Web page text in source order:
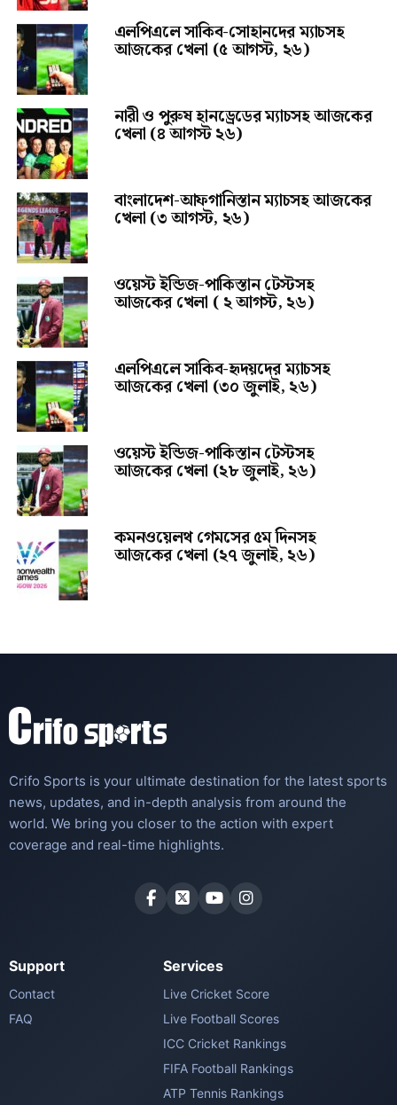
এলপিএলে সাকিব-সোহানদের ম্যাচসহ
আজকের খেলা (৫ আগস্ট, ২৬)
নারী ও পুরুষ হানড্রেডের ম্যাচসহ আজকের
খেলা (৪ আগস্ট ২৬)
বাংলাদেশ-আফগানিস্তান ম্যাচসহ আজকের
খেলা (৩ আগস্ট, ২৬)
ওয়েস্ট ইন্ডিজ-পাকিস্তান টেস্টসহ
আজকের খেলা ( ২ আগস্ট, ২৬)
এলপিএলে সাকিব-হৃদয়দের ম্যাচসহ
আজকের খেলা (৩০ জুলাই, ২৬)
ওয়েস্ট ইন্ডিজ-পাকিস্তান টেস্টসহ
আজকের খেলা (২৮ জুলাই, ২৬)
কমনওয়েলথ গেমসের ৫ম দিনসহ
আজকের খেলা (২৭ জুলাই, ২৬)
Crifo Sports is your ultimate destination for the latest sports
news, updates, and in-depth analysis from around the
world. We bring you closer to the action with expert
coverage and real-time highlights.
Support
Contact
FAQ
Services
Live Cricket Score
Live Football Scores
ICC Cricket Rankings
FIFA Football Rankings
ATP Tennis Rankings